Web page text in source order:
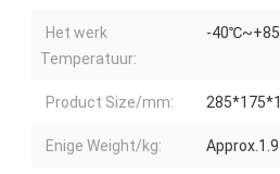
Het werk
Temperatuur:
-
Product Size/mm:
Enige Weight/kg: Approx.1.9